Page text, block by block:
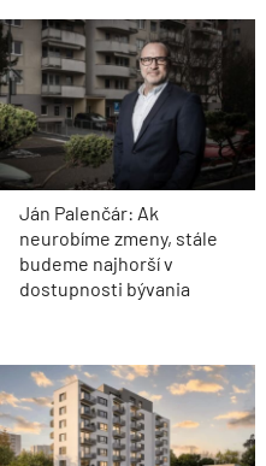
Ján Palenčár: Ak
neurobíme zmeny, stále
budeme najhorší v
dostupnosti bývania